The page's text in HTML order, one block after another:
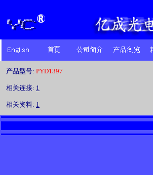
产品型号: PYD1397
相关连接: 1
相关资料: 1